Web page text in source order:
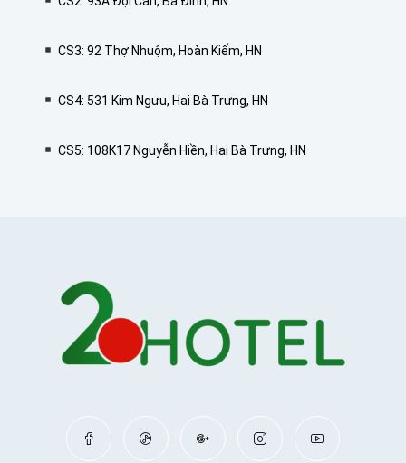
CS3: 92 Thợ Nhuộm, Hoàn Kiếm, HN
CS4: 531 Kim Ngưu, Hai Bà Trưng, HN
CS5: 108K17 Nguyễn Hiền, Hai Bà Trưng, HN